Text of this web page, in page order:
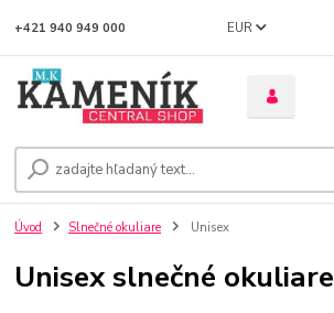
EUR
+421 940 949 000
Úvod Slnečné okuliare Unisex
Unisex slnečné okuliare